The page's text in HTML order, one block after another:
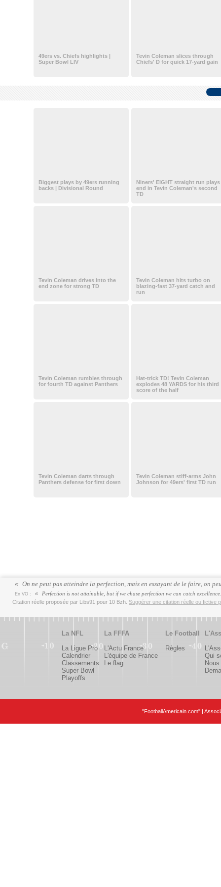
49ers vs. Chiefs highlights |
Super Bowl LIV
Tevin Coleman slices through
Chiefs' D for quick 17-yard gain
Biggest plays by 49ers running
backs | Divisional Round
Niners' EIGHT straight run plays
end in Tevin Coleman's second
TD
Tevin Coleman drives into the
end zone for strong TD
Tevin Coleman hits turbo on
blazing-fast 37-yard catch and
run
Tevin Coleman rumbles through
for fourth TD against Panthers
Hat-trick TD! Tevin Coleman
explodes 48 YARDS for his third
score of the half
Tevin Coleman darts through
Panthers defense for first down
Tevin Coleman stiff-arms John
Johnson for 49ers' first TD run
On ne peut pas atteindre la perfection, mais en essayant de le faire, on
En VO :
Perfection is not attainable, but if we chase perfection we can catch
Citation réelle proposée par Libs91 pour 10 Bzh. Suggérer une citation réelle ou fictive
La NFL
La Ligue Pro
Calendrier
Classements
Super Bowl
Playoffs
La FFFA
L'Actu France
L'équipe de France
Le flag
Le Football
Règles
Qui
"FootballAmericain.com" |